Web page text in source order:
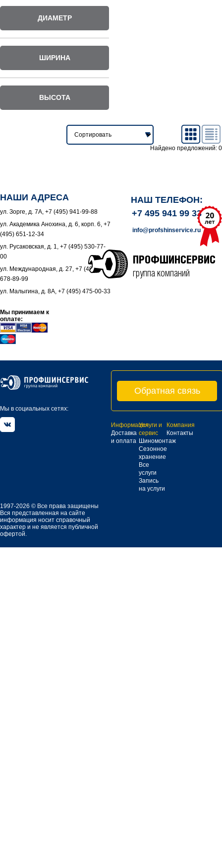
ДИАМЕТР
ШИРИНА
ВЫСОТА
Найдено предложений: 0
НАШИ АДРЕСА
ул. Зорге, д. 7А, +7 (495) 941-99-88
ул. Академика Анохина, д. 6, корп. 6, +7
(495) 651-12-34
ул. Русаковская, д. 1, +7 (495) 530-77-
00
ул. Международная, д. 27, +7 (495)
678-89-99
ул. Малыгина, д. 8А, +7 (495) 475-00-33
Мы принимаем к
оплате:
НАШ ТЕЛЕФОН:
+7 495 941 99 33
info@profshinservice.ru
ПРОФШИНСЕРВИС
группа компаний
Мы в социальных сетях:
Обратная связь
Информация
Доставка
и оплата
Услуги и
сервис
Шиномонтаж
Сезонное
хранение
Все
услуги
Запись
на услуги
Компания
Контакты
1997-2026 © Все права защищены
Вся представленная на сайте
информация носит справочный
характер и не является публичной
офертой.